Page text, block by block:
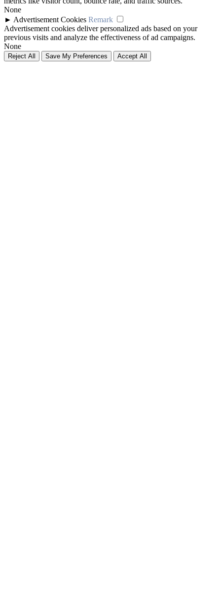
None
► Advertisement Cookies Remark
Advertisement cookies deliver personalized ads based on your
previous visits and analyze the effectiveness of ad campaigns.
None
Reject All Save My Preferences Accept All